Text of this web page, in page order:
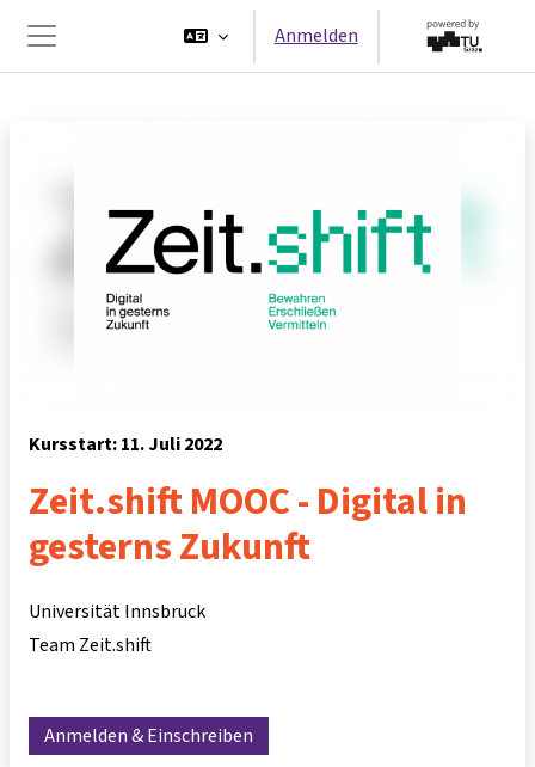
Website-Übersicht
Anmelden
Kursstart: 11. Juli 2022
Zeit.shift MOOC - Digital in
gesterns Zukunft
Universität Innsbruck
Team Zeit.shift
Anmelden & Einschreiben